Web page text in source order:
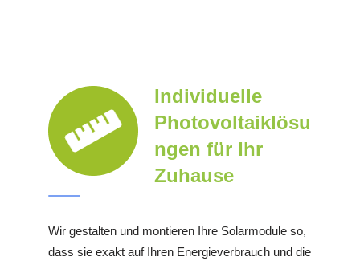
Individuelle
Photovoltaiklösu
ngen für Ihr
Zuhause
Wir gestalten und montieren Ihre Solarmodule so,
dass sie exakt auf Ihren Energieverbrauch und die